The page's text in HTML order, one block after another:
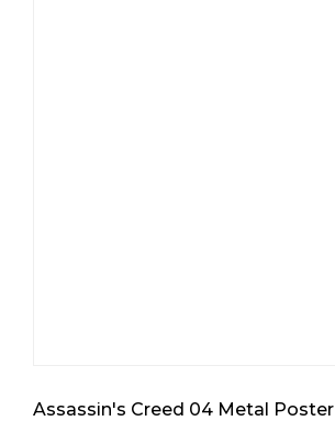
Assassin's Creed 04 Metal Poster